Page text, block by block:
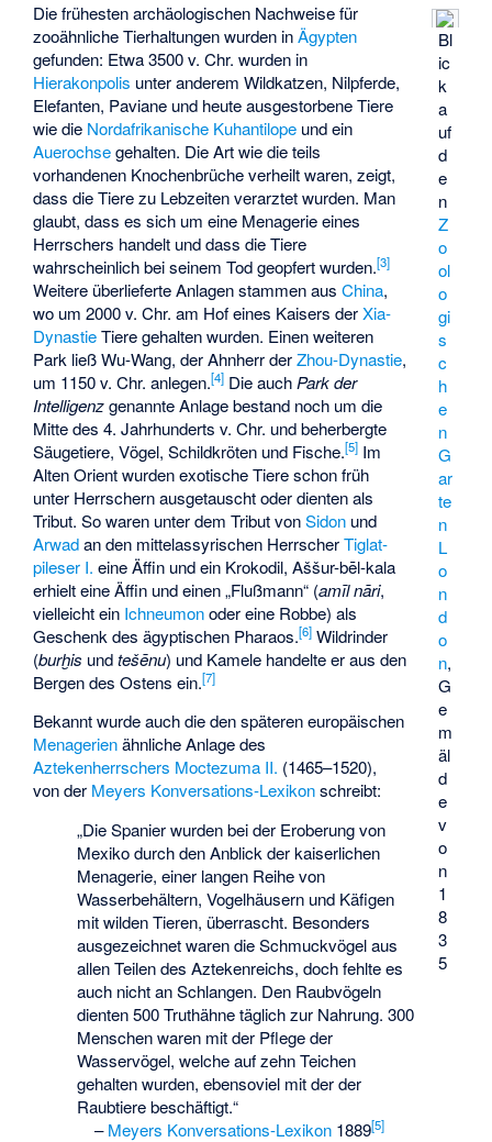
Bl
ic
k
a
uf
d
e
n
Z
o
ol
o
gi
s
c
h
e
n
G
ar
te
n
L
o
n
d
o
n,
G
e
m
äl
d
e
v
o
n
1
8
3
5
Die frühesten archäologischen Nachweise für
zooähnliche Tierhaltungen wurden inÄgypten
gefunden: Etwa 3500 v. Chr. wurden in
Hierakonpolis unter anderem Wildkatzen, Nilpferde,
Elefanten, Paviane und heute ausgestorbene Tiere
wie die Nordafrikanische Kuhantilope und ein
Auerochsegehalten. Die Art wie die teils
vorhandenen Knochenbrüche verheilt waren, zeigt,
dass die Tiere zu Lebzeiten verarztet wurden. Man
glaubt, dass es sich um eine Menagerie eines
Herrschers handelt und dass die Tiere
wahrscheinlich bei seinem Tod geopfert wurden.[3]
Weitere überlieferte Anlagen stammen ausChina,
wo um 2000 v. Chr. am Hof eines Kaisers derXia-
DynastieTiere gehalten wurden. Einen weiteren
Park ließWu-Wang, der Ahnherr derZhou-Dynastie,
um 1150 v. Chr. anlegen.[4] Die auch Park der
Intelligenzgenannte Anlage bestand noch um die
Mitte des 4. Jahrhunderts v. Chr. und beherbergte
Säugetiere, Vögel, Schildkröten und Fische.[5] Im
Alten Orient wurden exotische Tiere schon früh
unter Herrschern ausgetauscht oder dienten als
Tribut. So waren unter dem Tribut vonSidon und
Arwadan den mittelassyrischen HerrscherTiglat-
pileser I. eine Äffin und ein Krokodil,Aššur-bēl-kala
erhielt eine Äffin und einen „Flußmann“ (amīl nāri,
vielleicht ein Ichneumonoder eine Robbe) als
Geschenk des ägyptischen Pharaos.[6] Wildrinder
(burḫis undtešēnu) und Kamele handelte er aus den
Bergen des Ostens ein.[7]
Bekannt wurde auch die den späteren europäischen
Menagerienähnliche Anlage des
Aztekenherrschers Moctezuma II. (1465–1520),
von der Meyers Konversations-Lexikonschreibt:
„Die Spanier wurden bei der Eroberung von
Mexiko durch den Anblick der kaiserlichen
Menagerie, einer langen Reihe von
Wasserbehältern, Vogelhäusern und Käfigen
mit wilden Tieren, überrascht. Besonders
ausgezeichnet waren die Schmuckvögel aus
allen Teilen des Aztekenreichs, doch fehlte es
auch nicht an Schlangen. Den Raubvögeln
dienten 500 Truthähne täglich zur Nahrung. 300
Menschen waren mit der Pflege der
Wasservögel, welche auf zehn Teichen
gehalten wurden, ebensoviel mit der der
Raubtiere beschäftigt.“
–Meyers Konversations-Lexikon1889[5]